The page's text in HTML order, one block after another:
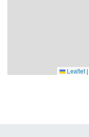
Leaflet |